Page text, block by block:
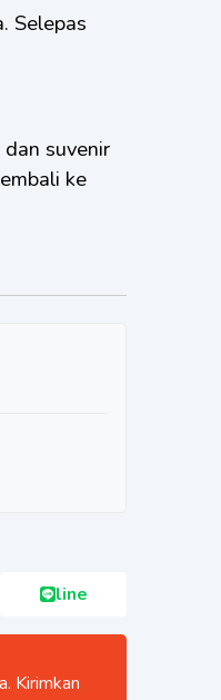
Selepas
suvenir
ke
line
Kirimkan